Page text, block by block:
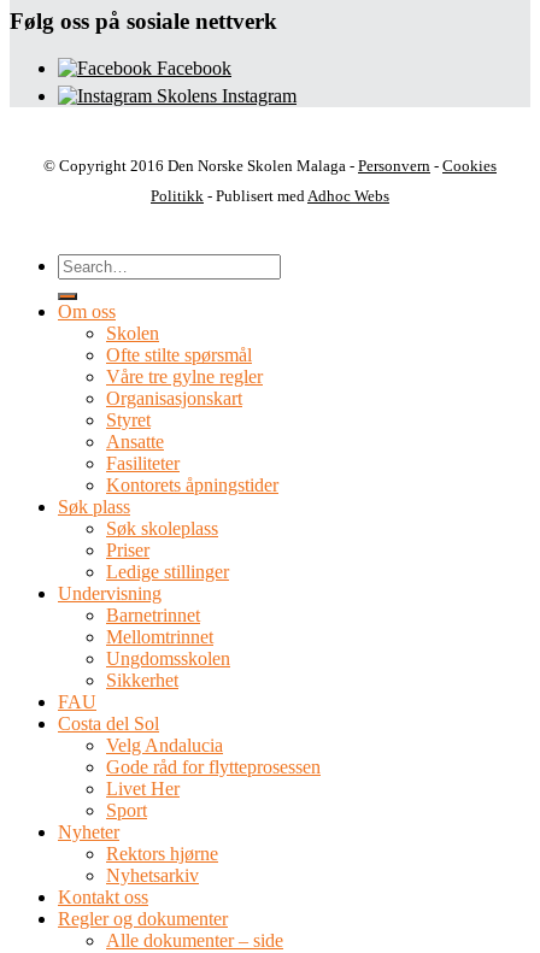
Følg oss på sosiale nettverk
Facebook
Skolens Instagram
© Copyright 2016 Den Norske Skolen Malaga - Personvern - Cookies
Politikk - Publisert medAdhoc Webs
Om oss
Skolen
Ofte stilte spørsmål
Våre tre gylne regler
Organisasjonskart
Styret
Ansatte
Fasiliteter
Kontorets åpningstider
Søk plass
Søk skoleplass
Priser
Ledige stillinger
Undervisning
Barnetrinnet
Mellomtrinnet
Ungdomsskolen
Sikkerhet
FAU
Costa del Sol
Velg Andalucia
Gode råd for flytteprosessen
Livet Her
Sport
Nyheter
Rektors hjørne
Nyhetsarkiv
Kontakt oss
Regler og dokumenter
Alle dokumenter – side